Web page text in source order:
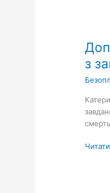
з
на
з
у
зв’язку